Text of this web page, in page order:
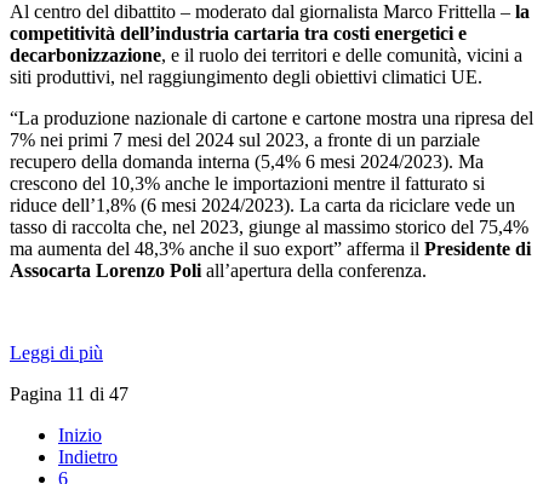
Al centro del dibattito – moderato dal giornalista Marco Frittella – la
competitività dell’industria cartaria tra costi energetici e
decarbonizzazione, e il ruolo dei territori e delle comunità, vicini a
siti produttivi, nel raggiungimento degli obiettivi climatici UE.
“La produzione nazionale di cartone e cartone mostra una ripresa del
7% nei primi 7 mesi del 2024 sul 2023, a fronte di un parziale
recupero della domanda interna (5,4% 6 mesi 2024/2023). Ma
crescono del 10,3% anche le importazioni mentre il fatturato si
riduce dell’1,8% (6 mesi 2024/2023). La carta da riciclare vede un
tasso di raccolta che, nel 2023, giunge al massimo storico del 75,4%
ma aumenta del 48,3% anche il suo export” afferma il Presidente di
Assocarta Lorenzo Poli all’apertura della conferenza.
Leggi di più
Pagina 11 di 47
Inizio
Indietro
6